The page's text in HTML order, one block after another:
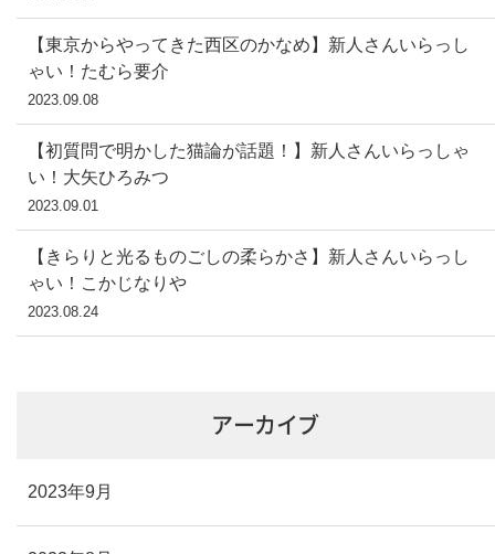
【東京からやってきた西区のかなめ】新人さんいらっし
ゃい！たむら要介
2023.09.08
【初質問で明かした猫論が話題！】新人さんいらっしゃ
い！大矢ひろみつ
2023.09.01
【きらりと光るものごしの柔らかさ】新人さんいらっし
ゃい！こかじなりや
2023.08.24
アーカイブ
2023年9月